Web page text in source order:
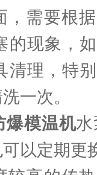
需要根据
的现象，
清理，特
一次。
爆模温机
以定期更